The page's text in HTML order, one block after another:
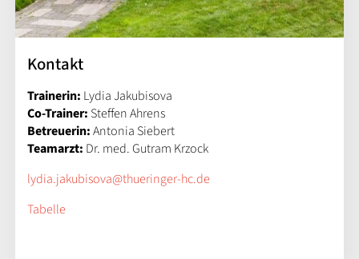
Kontakt
Trainerin: Lydia Jakubisova
Co-Trainer: Steffen Ahrens
Betreuerin:Antonia Siebert
Teamarzt: Dr. med. Gutram Krzock
lydia.jakubisova@thueringer-hc.de
Tabelle